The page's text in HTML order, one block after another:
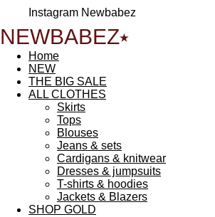
Instagram Newbabez
NEWBABEZ⭑
Home
NEW
THE BIG SALE
ALL CLOTHES
Skirts
Tops
Blouses
Jeans & sets
Cardigans & knitwear
Dresses & jumpsuits
T-shirts & hoodies
Jackets & Blazers
SHOP GOLD